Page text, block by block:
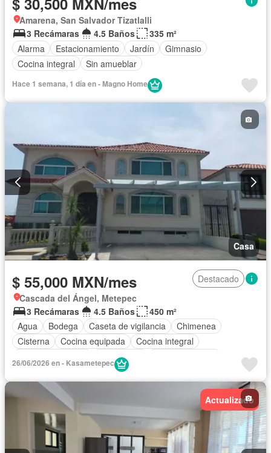
Amarena, San Salvador Tizatlalli
3 Recámaras
4.5 Baños
335 m²
Alarma
Estacionamiento Jardín
Gimnasio
Cocina integral
Sin amueblar
Hace 1 semana, 1 día en - Magno Home
Casa
$ 55,000 MXN/mes
Destacado
Cascada del Ángel, Metepec
3 Recámaras
4.5 Baños
450 m²
Agua
Bodega Caseta de vigilancia
Chimenea
Cisterna
Cocina equipada
Cocina integral
Electricidad
Despacho
Wifi
Permite mascotas
Sin amueblar
26/06/2026 en - Kasametepec
Actualizado